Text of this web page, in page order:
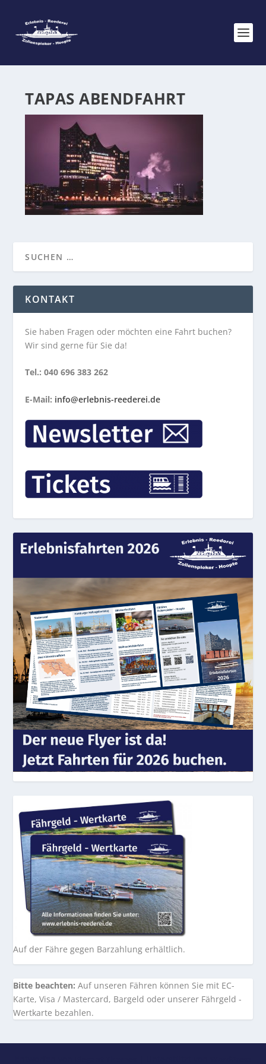
TAPAS ABENDFAHRT
KONTAKT
Sie haben Fragen oder möchten eine Fahrt buchen?
Wir sind gerne für Sie da!
Tel.: 040 696 383 262
E-Mail: info@erlebnis-reederei.de
Auf der Fähre gegen Barzahlung erhältlich.
Bitte beachten: Auf unseren Fähren können Sie mit EC-
Karte, Visa / Mastercard, Bargeld oder unserer Fährgeld -
Wertkarte bezahlen.